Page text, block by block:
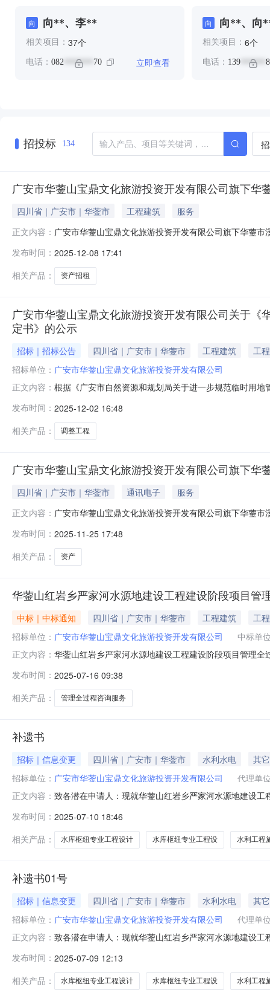
向 向**、李**
相关项目： 37个
电话： 082 ******* 70 立即查看
向 向**、向
相关项目： 6个
电话： 139******
招投标 134
广安市华蓥山宝鼎文化旅游投资开发有限公司旗下华
四川省｜广安市｜华蓥市 工程建筑
服务
正文内容： 广安市华蓥山宝鼎文化旅游投资开发有限公司旗下华蓥
信息华蓥市溪口资产招租。四、公告期限:自本公告发布
格审核的合格竞租人，直接确定
发布时间： 2025-12-08 17:41
相关产品：
资产招租
广安市华蓥山宝鼎文化旅游投资开发有限公司关于
定书》的公示
招标｜招标公告 四川省｜广安市｜华蓥市 工程建筑
工程
招标单位： 广安市华蓥山宝鼎文化旅游投资开发有限公司
正文内容： 根据《广安市自然资源和规划局关于进一步规范临时用
程临时使用林地准予行政许可决定书》（广市林地许（
发布时间： 2025-12-02 16:48
相关产品：
调整工程
广安市华蓥山宝鼎文化旅游投资开发有限公司旗下华
四川省｜广安市｜华蓥市 通讯电子
服务
正文内容： 广安市华蓥山宝鼎文化旅游投资开发有限公司旗下华蓥
日常管理需要，将溪口资产面向社会公开挂网招租，具
信用中国查询记录为准）；3.法律、行政
发布时间： 2025-11-25 17:48
相关产品：
资产
华蓥山红岩乡严家河水源地建设工程建设阶段项目管
中标｜中标通知 四川省｜广安市｜华蓥市 工程建筑
工程
招标单位： 广安市华蓥山宝鼎文化旅游投资开发有限公司
中标单
正文内容： 华蓥山红岩乡严家河水源地建设工程建设阶段项目管理
目管理有限公司（总价2355500元,得分88.48分）；第
份有限公司（总价2
发布时间： 2025-07-16 09:38
相关产品：
管理全过程咨询服务
补遗书
招标｜信息变更 四川省｜广安市｜华蓥市 水利水电
其它
招标单位： 广安市华蓥山宝鼎文化旅游投资开发有限公司
代理单
正文内容： 致各潜在申请人：现就华蓥山红岩乡严家河水源地建设
乙级及以上资质。”更正为：“（二）资质要求：1.具有
询截图）；2.同时具有行政主管部门
发布时间： 2025-07-10 18:46
相关产品：
水库枢纽专业工程设计 水库枢纽专业工程设 水利工程
补遗书01号
招标｜信息变更 四川省｜广安市｜华蓥市 水利水电
其它
招标单位： 广安市华蓥山宝鼎文化旅游投资开发有限公司
代理单
正文内容： 致各潜在申请人：现就华蓥山红岩乡严家河水源地建设
级及以上资质。”更正为：“具有行政主管部门颁发的水
磋商公告”的“附录资质说明”更正
发布时间： 2025-07-09 12:13
相关产品：
水库枢纽专业工程设计 水库枢纽专业工程设 水利工程